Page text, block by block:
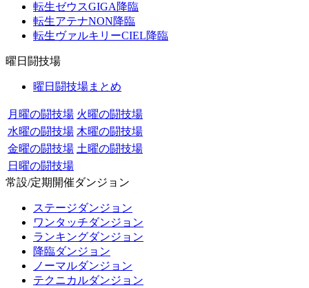
転生ゼウスGIGA降臨
転生アテナNON降臨
転生ヴァルキリーCIEL降臨
曜日闘技場
曜日闘技場まとめ
月曜の闘技場 火曜の闘技場
水曜の闘技場 木曜の闘技場
金曜の闘技場 土曜の闘技場
日曜の闘技場
常設/定期開催ダンジョン
ステージダンジョン
ワンタッチダンジョン
ランキングダンジョン
降臨ダンジョン
ノーマルダンジョン
テクニカルダンジョン